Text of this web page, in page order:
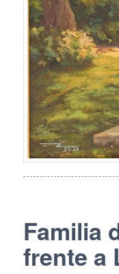
Familia
frente a